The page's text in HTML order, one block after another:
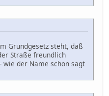
Grundgesetz steht, daß
Straße freundlich
der Name schon sagt